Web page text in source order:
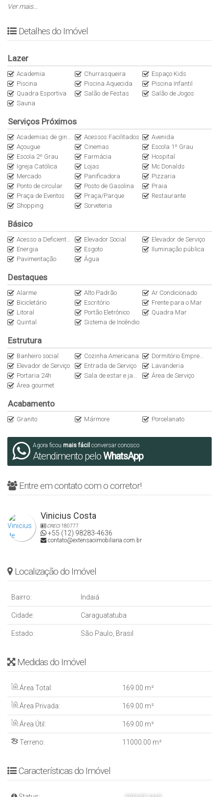
à varanda);
- Lavabo;
- Cozinha americana;
- Área de serviço;
- Banheiro de empregado;
- Hobby-box (armário náutico no térreo);
- 02 vagas de garagem cobertas.
Observação: o apartamento já possui ar-condicionado de teto
nos dormitórios e sala, moveis planejados nos ambientes, micro-
ondas, forno e cooktop.
O empreendimento é completíssimo e possui diversas áreas de
lazer equipadas, mobiliadas e decoradas, dentre elas:
Complexo aquático com piscina adulto, infantil, deck molhado e
prainha; Piscinas cobertas e aquecidas (01 em cada torre);
Saunas (úmida e seca) e vestiários; Salões de festas (01 em cada
torre); Living, lounges e áreas de interação; Salas de TV (01 em
cada torre); Coffee Space; Espaço gourmet; Academia completa;
Cinema com sala de pipoca; Oficina; Coworking space; Salão de
jogos; Espaço Teen; Brinquedoteca; Playground; Beauty center;
caminhada; Bicicletário; Área para guardar pranchas de surf e
Stand Up; Padaria e serviço de praia.
Além disso, conta ainda com guarita, acesso com clausura,
portaria física, monitoramento e segurança 24h.
Opção ideal para quem busca um apartamento sofisticado,
seguro, repleto de comodidades e pronto pra morar.
Documentação 100 ok. Aceita financiamento bancário.
A disponibilidade e os valores poderão sofrer alterações sem
aviso prévio;
digitação.
Entre em contato para mais informações e agendamento de
visitas presenciais ou virtuais.
Ver mais...
Detalhes do Imóvel
Lazer
Academia Churrasqueira
Espaço Kids
Piscina
Piscina Aquecida
Piscina Infantil
Quadra Esportiva
Salão de Festas
Salão de Jogos
Sauna
Serviços Próximos
Academias de ginástica Acessos Facilitados
Avenida
Açougue
Cinemas
Escola 1º Grau
Escola 2º Grau
Farmácia
Hospital
Igreja Católica
Lojas
Mc Donalds
Mercado
Panificadora
Pizzaria
Ponto de circular
Posto de Gasolina
Praia
Praça de Eventos
Praça/Parque
Restaurante
Shopping
Sorveteria
Básico
Acesso a Deficientes Elevador Social
Elevador de Serviço
Energia
Esgoto
Iluminação pública
Pavimentação
Água
Destaques
Alarme Alto Padrão
Ar Condicionado
Bicicletário
Escritório
Frente para o Mar
Litoral
Portão Eletrônico
Quadra Mar
Quintal
Sistema de Incêndio
Estrutura
Banheiro social Cozinha Americana
Dormitório Empregada
Elevador de Serviço
Entrada de Serviço
Lavanderia
Portaria 24h
Sala de estar e jantar conjugadas
Área de Serviço
Área gourmet
Acabamento
Granito Mármore Porcelanato
Agora ficou mais fácil conversar conosco
Atendimento peloWhatsApp
Entre em contato com o corretor!
Vinicius Costa
CRECI180777
+55 (12) 98283-4636
contato@extensaoimobiliaria.com.br
Localização do Imóvel
Bairro: Indaiá
Cidade: Caraguatatuba
Estado: São Paulo, Brasil
Medidas do Imóvel
Área Total: 169.00 m²
Área Privada: 169.00 m²
Área Útil: 169.00 m²
Terreno: 11000.00 m²
Características do Imóvel